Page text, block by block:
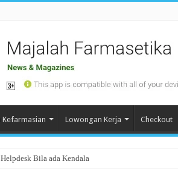
Kefarmasian Lowongan Kerja Checkout
Bila ada Kendala